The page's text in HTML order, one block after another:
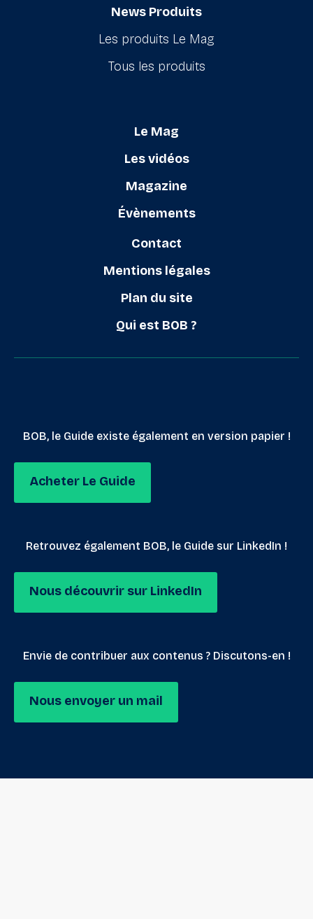
News Produits
Les produits Le Mag
Tous les produits
Le Mag
Les vidéos
Magazine
Évènements
Contact
Mentions légales
Plan du site
Qui est BOB ?
BOB, le Guide existe également en version papier !
Acheter Le Guide
Retrouvez également BOB, le Guide sur LinkedIn !
Nous découvrir sur LinkedIn
Envie de contribuer aux contenus ? Discutons-en !
Nous envoyer un mail